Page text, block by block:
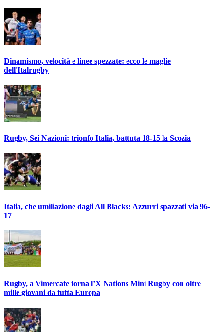
Dinamismo, velocità e linee spezzate: ecco le maglie
dell'Italrugby
Rugby, Sei Nazioni: trionfo Italia, battuta 18-15 la Scozia
Italia, che umiliazione dagli All Blacks: Azzurri spazzati via 96-
17
Rugby, a Vimercate torna l’X Nations Mini Rugby con oltre
mille giovani da tutta Europa